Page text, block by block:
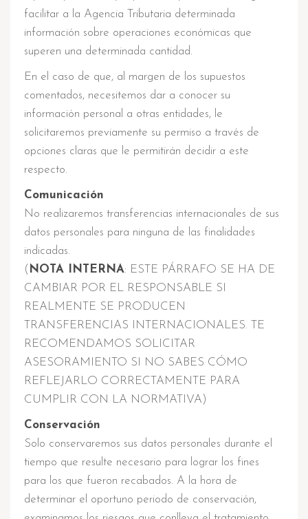
facilitar a la Agencia Tributaria determinada
información sobre operaciones económicas que
superen una determinada cantidad.
En el caso de que, al margen de los supuestos
comentados, necesitemos dar a conocer su
información personal a otras entidades, le
solicitaremos previamente su permiso a través de
opciones claras que le permitirán decidir a este
respecto.
Comunicación
No realizaremos transferencias internacionales de sus
datos personales para ninguna de las finalidades
indicadas.
( NOTA INTERNA: ESTE PÁRRAFO SE HA DE
CAMBIAR POR EL RESPONSABLE SI
REALMENTE SE PRODUCEN
TRANSFERENCIAS INTERNACIONALES. TE
RECOMENDAMOS SOLICITAR
ASESORAMIENTO SI NO SABES CÓMO
REFLEJARLO CORRECTAMENTE PARA
CUMPLIR CON LA NORMATIVA)
Conservación
Solo conservaremos sus datos personales durante el
tiempo que resulte necesario para lograr los fines
para los que fueron recabados. A la hora de
determinar el oportuno periodo de conservación,